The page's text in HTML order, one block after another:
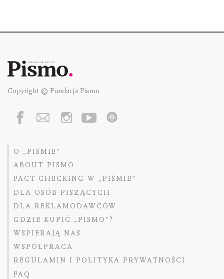
Copyright © Fundacja Pismo
O „PIŚMIE”
ABOUT PISMO
FACT-CHECKING W „PIŚMIE”
DLA OSÓB PISZĄCYCH
DLA REKLAMODAWCÓW
GDZIE KUPIĆ „PISMO”?
WSPIERAJĄ NAS
WSPÓŁPRACA
REGULAMIN I POLITYKA PRYWATNOŚCI
FAQ